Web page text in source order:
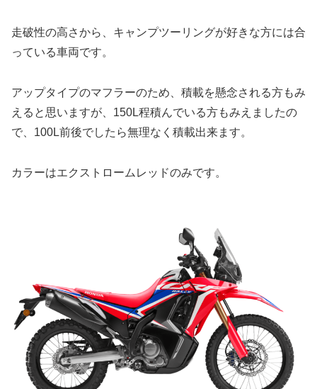
走破性の高さから、キャンプツーリングが好きな方には合
っている車両です。
アップタイプのマフラーのため、積載を懸念される方もみ
えると思いますが、150L程積んでいる方もみえましたの
で、100L前後でしたら無理なく積載出来ます。
カラーはエクストロームレッドのみです。